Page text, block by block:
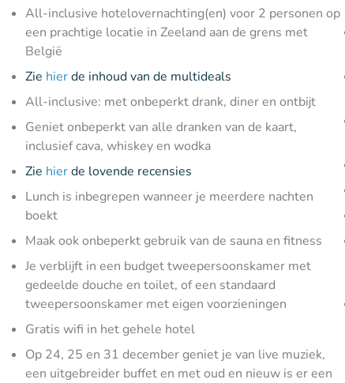
All-inclusive hotelovernachting(en) voor 2 personen op
een prachtige locatie in Zeeland aan de grens met
België
Zie hierde inhoud van de multideals
All-inclusive: met onbeperkt drank, diner en ontbijt
Geniet onbeperkt van alle dranken van de kaart,
inclusief cava, whiskey en wodka
Zie hierde lovende recensies
Lunch is inbegrepen wanneer je meerdere nachten
boekt
Maak ook onbeperkt gebruik van de sauna en fitness
Je verblijft in een budget tweepersoonskamer met
gedeelde douche en toilet, of een standaard
tweepersoonskamer met eigen voorzieningen
Gratis wifi in het gehele hotel
Op 24, 25 en 31 december geniet je van live muziek,
een uitgebreider buffet en met oud en nieuw is er een